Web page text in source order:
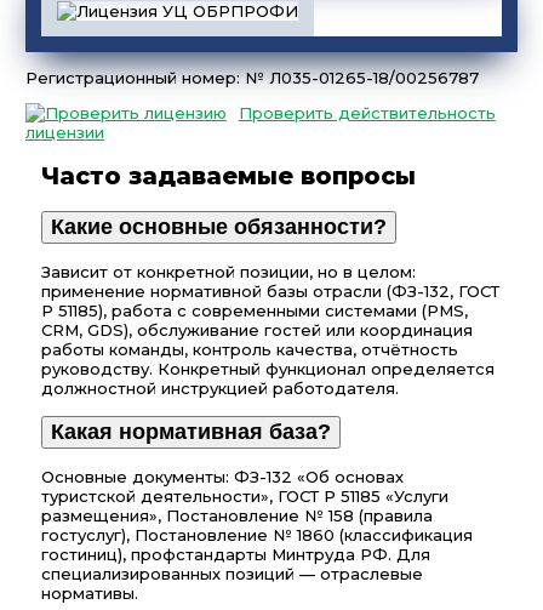
Регистрационный номер: № Л035-01265-18/00256787
Проверить действительность
лицензии
Часто задаваемые вопросы
Какие основные обязанности?
Зависит от конкретной позиции, но в целом:
применение нормативной базы отрасли (ФЗ-132, ГОСТ
Р 51185), работа с современными системами (PMS,
CRM, GDS), обслуживание гостей или координация
работы команды, контроль качества, отчётность
руководству. Конкретный функционал определяется
должностной инструкцией работодателя.
Какая нормативная база?
Основные документы: ФЗ-132 «Об основах
туристской деятельности», ГОСТ Р 51185 «Услуги
размещения», Постановление № 158 (правила
гостуслуг), Постановление № 1860 (классификация
гостиниц), профстандарты Минтруда РФ. Для
специализированных позиций — отраслевые
нормативы.